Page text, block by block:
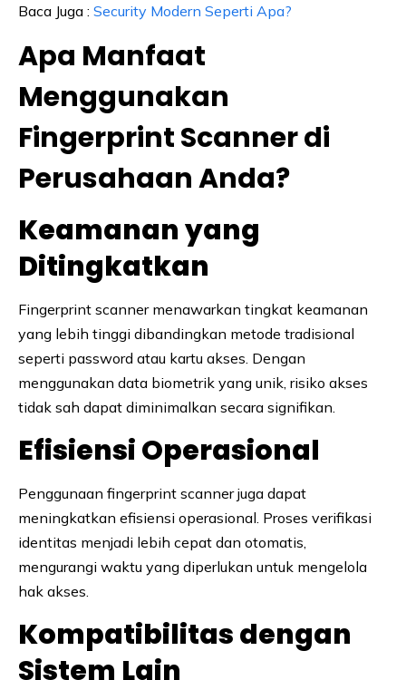
Baca Juga : Security Modern Seperti Apa?
Apa Manfaat
Menggunakan
Fingerprint Scanner di
Perusahaan Anda?
Keamanan yang
Ditingkatkan
Fingerprint scanner menawarkan tingkat keamanan
yang lebih tinggi dibandingkan metode tradisional
seperti password atau kartu akses. Dengan
menggunakan data biometrik yang unik, risiko akses
tidak sah dapat diminimalkan secara signifikan.
Efisiensi Operasional
Penggunaan fingerprint scanner juga dapat
meningkatkan efisiensi operasional. Proses verifikasi
identitas menjadi lebih cepat dan otomatis,
mengurangi waktu yang diperlukan untuk mengelola
hak akses.
Kompatibilitas dengan
Sistem Lain